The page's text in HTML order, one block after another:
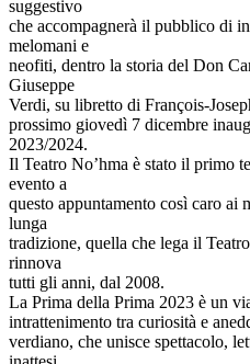
suggestivo
che accompagnerà il pubblico di
melomani e
neofiti, dentro la storia del Don
Giuseppe
Verdi, su libretto di François-
prossimo giovedì 7 dicembre
2023/2024.
Il Teatro No’hma è stato il primo
evento a
questo appuntamento così caro ai
lunga
tradizione, quella che lega il
rinnova
tutti gli anni, dal 2008.
La Prima della Prima 2023 è un
intrattenimento tra curiosità e
verdiano, che unisce spettacolo,